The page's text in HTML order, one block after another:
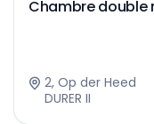
Chambre double
2, Op der Heed
DURER II